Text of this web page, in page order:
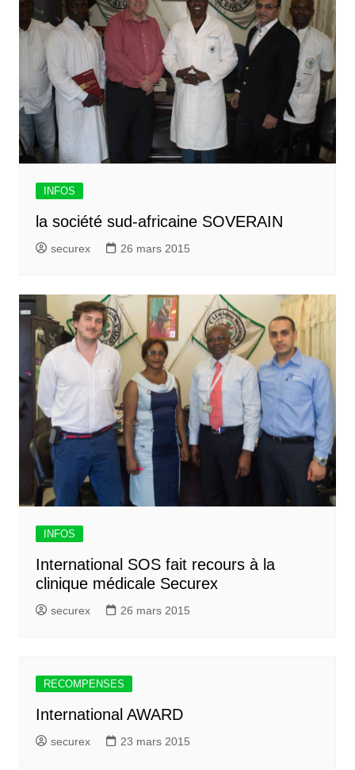
INFOS
la société sud-africaine SOVERAIN
securex 26 mars 2015
INFOS
International SOS fait recours à la
clinique médicale Securex
securex 26 mars 2015
RECOMPENSES
International AWARD
securex 23 mars 2015